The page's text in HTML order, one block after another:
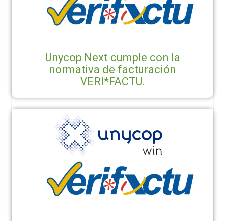
Unycop Next cumple con la
normativa de facturación
VERI*FACTU.